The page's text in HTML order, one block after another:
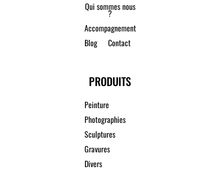
Qui sommes nous
?
Accompagnement
Blog
Contact
PRODUITS
Peinture
Photographies
Sculptures
Gravures
Divers